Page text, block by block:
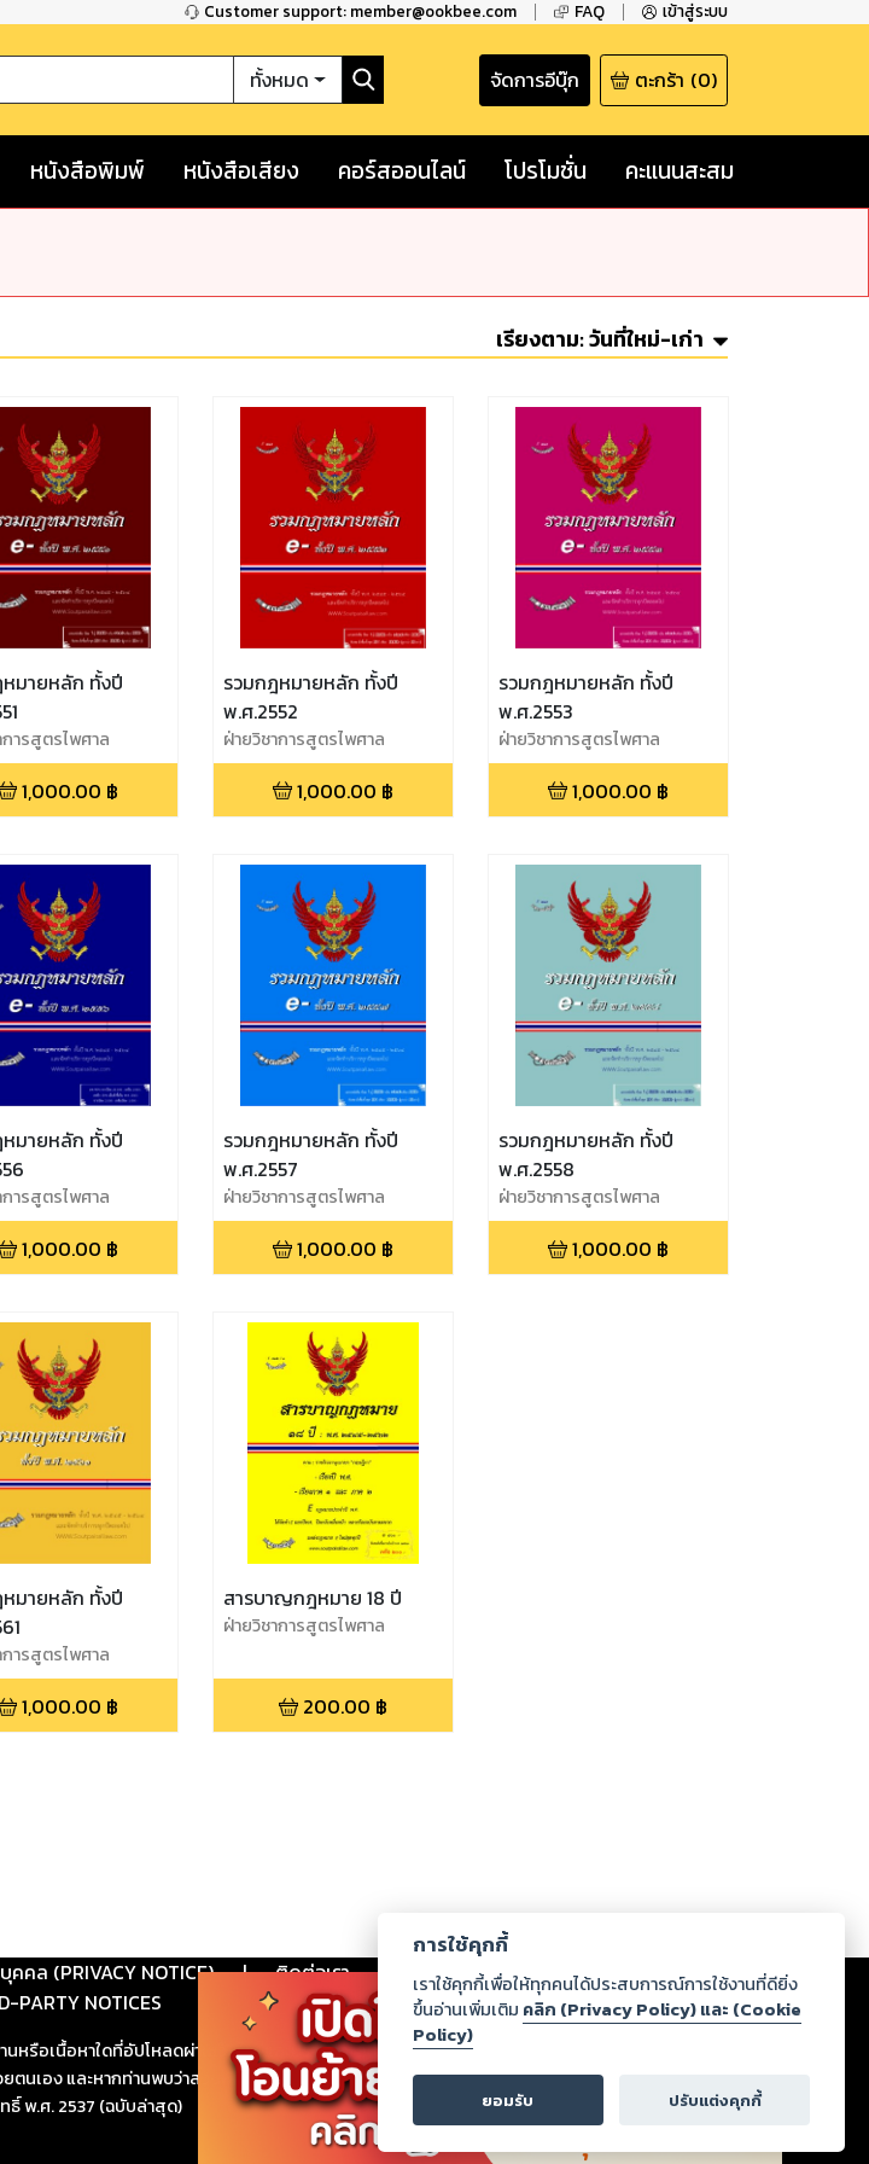
Customer support: member@ookbee.com FAQ เข้าสู่ระบบ
ทั้งหมด จัดการอีบุ๊ก ตะกร้า (0)
หนังสือพิมพ์ หนังสือเสียง คอร์สออนไลน์ โปรโมชั่น คะแนนสะสม
เรียงตาม:วันที่ใหม่-เก่า
มายหลัก ทั้งปี
การสูตรไพศาล
1,000.00 ฿
รวมกฎหมายหลัก ทั้งปี
พ.ศ.2552
ฝ่ายวิชาการสูตรไพศาล
1,000.00 ฿
รวมกฎหมายหลัก ทั้งปี
พ.ศ.2553
ฝ่ายวิชาการสูตรไพศาล
1,000.00 ฿
มายหลัก ทั้งปี
การสูตรไพศาล
1,000.00 ฿
รวมกฎหมายหลัก ทั้งปี
พ.ศ.2557
ฝ่ายวิชาการสูตรไพศาล
1,000.00 ฿
รวมกฎหมายหลัก ทั้งปี
พ.ศ.2558
ฝ่ายวิชาการสูตรไพศาล
1,000.00 ฿
มายหลัก ทั้งปี
การสูตรไพศาล
1,000.00 ฿
สารบาญกฎหมาย 18 ปี
ฝ่ายวิชาการสูตรไพศาล
200.00 ฿
คล (PRIVACY NOTICE) | ติดต่อเรา ร่วมงานกับเรา ดาวน์โหลด
PARTY NOTICES
อเนื้อหาใดที่อัปโหลดผ่านเว็บไซต์และปรากฏว่าละเมิดสิทธิในทรัพย์สินทางปัญญาของบุคคลอื่นหรือ
เอง และหากท่านพบว่าส่วนหนึ่งส่วนใดขัดต่อกฎหมายและศีลธรรม กรุณาแจ้งมายังบริษัท เพื่อทีม
พ.ศ. 2537 (ฉบับล่าสุด)
การใช้คุกกี้
เราใช้คุกกี้เพื่อให้ทุกคนได้ประสบการณ์การใช้งานที่ดียิ่ง
ขึ้นอ่านเพิ่มเติม คลิก (Privacy Policy) และ (Cookie
Policy)
ยอมรับ ปรับแต่งคุกกี้